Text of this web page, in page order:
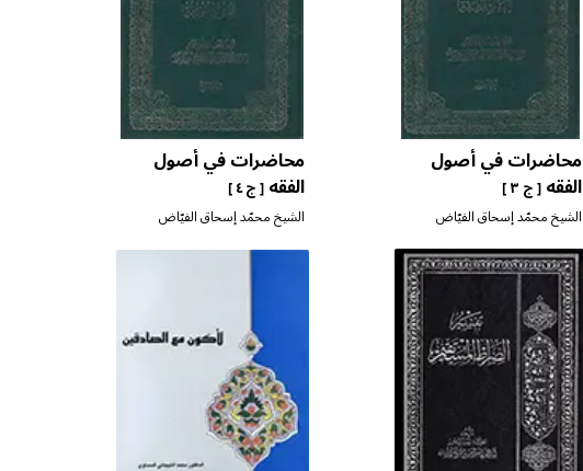
محاضرات في أصول
الفقه[ ج ٣ ]
الشيخ محمّد إسحاق الفيّاض
محاضرات في أصول
الفقه[ ج ٤ ]
الشيخ محمّد إسحاق الفيّاض